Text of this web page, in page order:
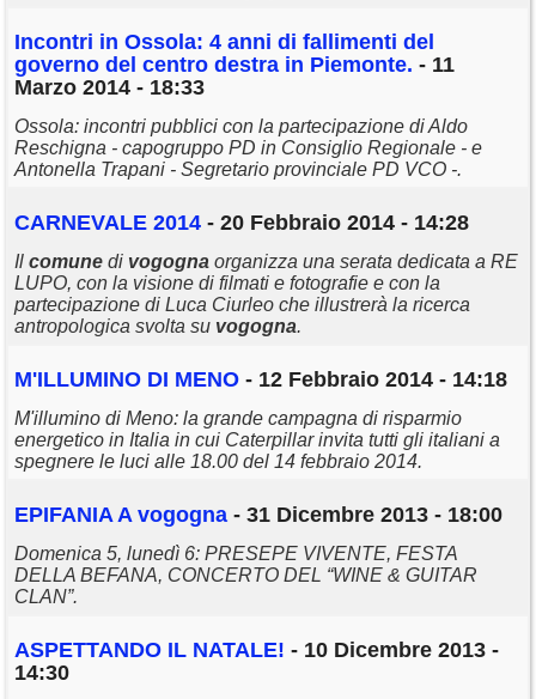
Incontri in Ossola: 4 anni di fallimenti del
governo del centro destra in Piemonte. - 11
Marzo 2014 - 18:33
Ossola: incontri pubblici con la partecipazione di Aldo
Reschigna - capogruppo PD in Consiglio Regionale - e
Antonella Trapani - Segretario provinciale PD VCO -.
CARNEVALE 2014 - 20 Febbraio 2014 - 14:28
Il comune di vogogna organizza una serata dedicata a RE
LUPO, con la visione di filmati e fotografie e con la
partecipazione di Luca Ciurleo che illustrerà la ricerca
antropologica svolta su vogogna.
M'ILLUMINO DI MENO - 12 Febbraio 2014 - 14:18
M'illumino di Meno: la grande campagna di risparmio
energetico in Italia in cui Caterpillar invita tutti gli italiani a
spegnere le luci alle 18.00 del 14 febbraio 2014.
EPIFANIA A vogogna - 31 Dicembre 2013 - 18:00
Domenica 5, lunedì 6: PRESEPE VIVENTE, FESTA
DELLA BEFANA, CONCERTO DEL “WINE & GUITAR
CLAN”.
ASPETTANDO IL NATALE! - 10 Dicembre 2013 -
14:30